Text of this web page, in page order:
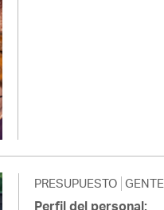
PRESUPUESTO GENTE
Perfil del personal: